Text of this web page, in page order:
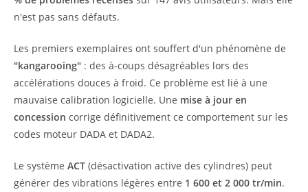
n'est pas sans défauts.
Les premiers exemplaires ont souffert d'un phénomène de
"kangarooing" : des à-coups désagréables lors des
accélérations douces à froid. Ce problème est lié à une
mauvaise calibration logicielle. Une mise à jour en
concession corrige définitivement ce comportement sur les
codes moteur DADA et DADA2.
Le système ACT (désactivation active des cylindres) peut
générer des vibrations légères entre 1 600 et 2 000 tr/min.